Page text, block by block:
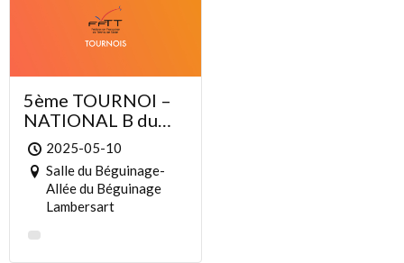
5ème TOURNOI –
NATIONAL B du
CTT LAMBERSART
2025-05-10
Salle du Béguinage-
Allée du Béguinage
Lambersart